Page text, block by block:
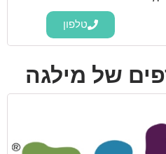
טלפון
של מילגה